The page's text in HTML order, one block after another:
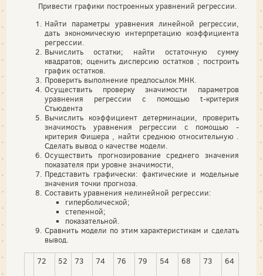
Привести графики построенных уравнений регрессии.
Найти параметры уравнения линейной регрессии,
дать экономическую интерпретацию коэффициента
регрессии.
Вычислить остатки; найти остаточную сумму
квадратов; оценить дисперсию остатков ; построить
график остатков.
Проверить выполнение предпосылок МНК.
Осуществить проверку значимости параметров
уравнения регрессии с помощью t-критерия
Стьюдента
Вычислить коэффициент детерминации, проверить
значимость уравнения регрессии с помощью -
критерия Фишера , найти среднюю относительную .
Сделать вывод о качестве модели.
Осуществить прогнозирование среднего значения
показателя при уровне значимости,
Представить графически: фактические и модельные
значения точки прогноза.
Составить уравнения нелинейной регрессии:
гиперболической;
степенной;
показательной.
Сравнить модели по этим характеристикам и сделать
вывод.
72 52 73 74 76 79 54 68 73 64